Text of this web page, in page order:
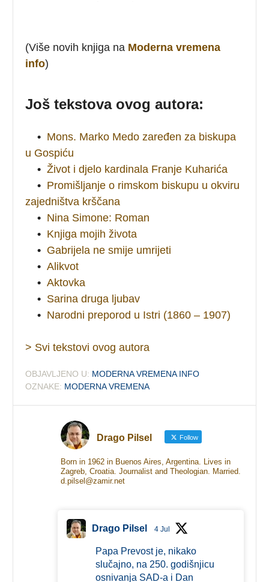
(Više novih knjiga na Moderna vremena
info)
Još tekstova ovog autora:
• Mons. Marko Medo zaređen za biskupa
u Gospiću
• Život i djelo kardinala Franje Kuharića
• Promišljanje o rimskom biskupu u okviru
zajedništva krščana
• Nina Simone: Roman
• Knjiga mojih života
• Gabrijela ne smije umrijeti
• Alikvot
• Aktovka
• Sarina druga ljubav
• Narodni preporod u Istri (1860 – 1907)
> Svi tekstovi ovog autora
OBJAVLJENO U: MODERNA VREMENA INFO
OZNAKE: MODERNA VREMENA
Drago Pilsel Follow
Born in 1962 in Buenos Aires, Argentina. Lives in
Zagreb, Croatia. Journalist and Theologian. Married.
d.pilsel@zamir.net
Drago Pilsel 4 Jul
Papa Prevost je, nikako
slučajno, na 250. godišnjicu
osnivanja SAD-a i Dan